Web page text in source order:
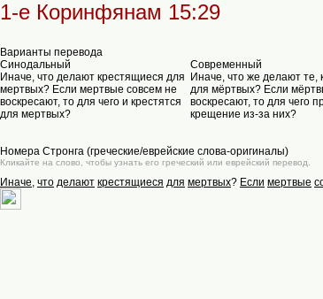
1-е Коринфянам 15:29
Варианты перевода
Синодальный
Иначе, что делают крестящиеся для
мертвых? Если мертвые совсем не
воскресают, то для чего и крестятся
для мертвых?
Современный
Иначе, что же делают те,
для мёртвых? Если
воскресают, то для чего
крещение из-за них?
Номера Стронга (греческие/еврейские слова-оригиналы)
Кликайте на слово, чтобы узнать его греческий или еврейский перевод.
Иначе, что делают крестящиеся для мертвых? Если мертвые